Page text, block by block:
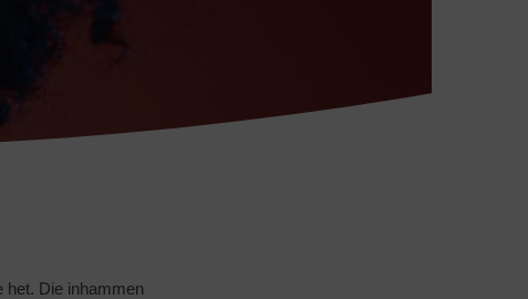
het. Die inhammen